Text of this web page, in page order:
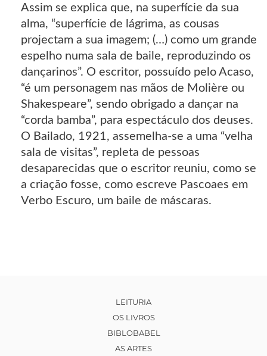
Assim se explica que, na superfície da sua
alma, “superfície de lágrima, as cousas
projectam a sua imagem; (…) como um grande
espelho numa sala de baile, reproduzindo os
dançarinos”. O escritor, possuído pelo Acaso,
“é um personagem nas mãos de Molière ou
Shakespeare”, sendo obrigado a dançar na
“corda bamba”, para espectáculo dos deuses.
O Bailado, 1921, assemelha-se a uma “velha
sala de visitas”, repleta de pessoas
desaparecidas que o escritor reuniu, como se
a criação fosse, como escreve Pascoaes em
Verbo Escuro, um baile de máscaras.
LEITURIA
OS LIVROS
BIBLOBABEL
AS ARTES